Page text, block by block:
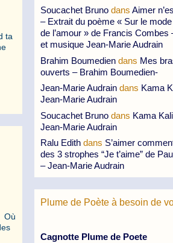
ta
Soucachet Bruno dans Aimer
– Extrait du poème « Sur le mode
de l’amour » de Francis Combes
et musique Jean-Marie Audrain
Brahim Boumedien dans Mes
ouverts – Brahim Boumedien-
Jean-Marie Audrain dans Kama
Jean-Marie Audrain
Soucachet Bruno dans Kama
Jean-Marie Audrain
Ralu Edith dans S’aimer
des 3 strophes “Je t’aime” de
– Jean-Marie Audrain
Plume de Poète à besoin de
Cagnotte Plume de Poete